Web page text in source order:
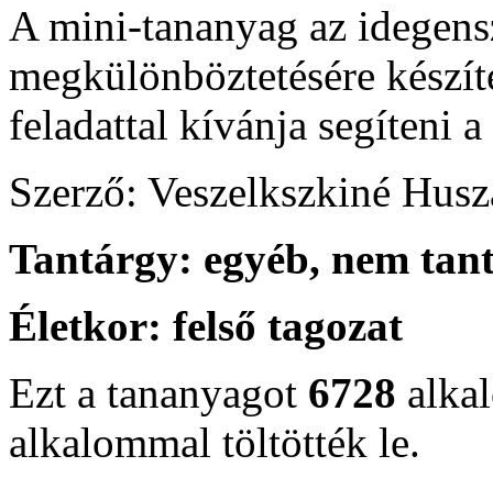
A mini-tananyag az
megkülönböztetésére
feladattal kívánja segíteni
Szerző: Veszelkszkiné
Tantárgy: egyéb, nem
Életkor: felső tagozat
Ezt a tananyagot 6728
alkalommal töltötték le.